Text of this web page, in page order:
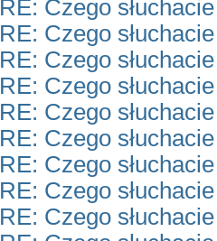
RE: Czego
RE: Czego
RE: Czego
RE: Czego
RE: Czego
RE: Czego
RE: Czego
RE: Czego
RE: Czego